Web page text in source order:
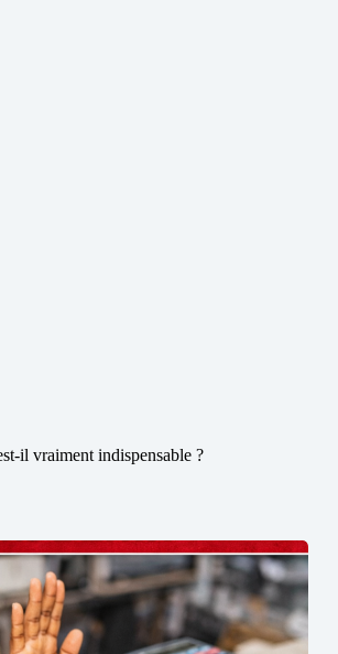
il vraiment indispensable ?